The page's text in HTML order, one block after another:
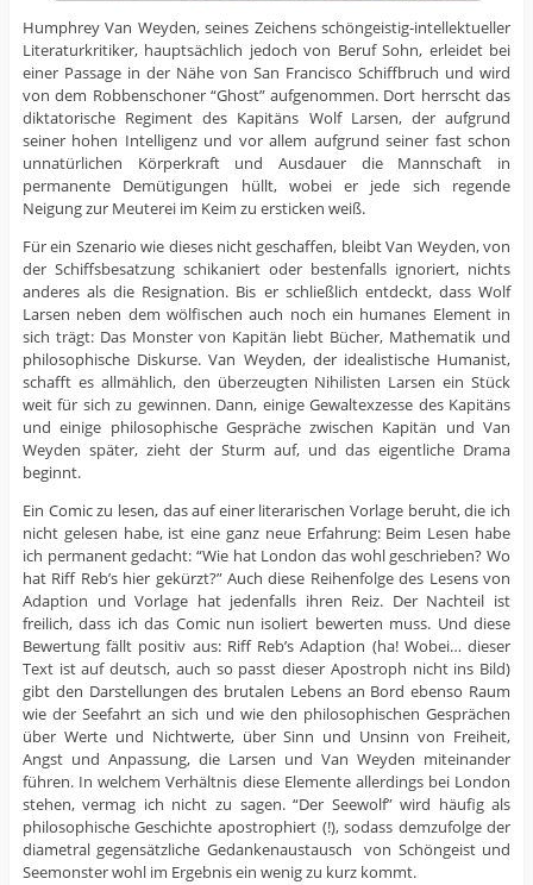
Humphrey Van Weyden, seines Zeichens schöngeistig-intellektueller
Literaturkritiker, hauptsächlich jedoch von Beruf Sohn, erleidet bei
einer Passage in der Nähe von San Francisco Schiffbruch und wird
von dem Robbenschoner “Ghost” aufgenommen. Dort herrscht das
diktatorische Regiment des Kapitäns Wolf Larsen, der aufgrund
seiner hohen Intelligenz und vor allem aufgrund seiner fast schon
unnatürlichen Körperkraft und Ausdauer die Mannschaft in
permanente Demütigungen hüllt, wobei er jede sich regende
Neigung zur Meuterei im Keim zu ersticken weiß.
Für ein Szenario wie dieses nicht geschaffen, bleibt Van Weyden, von
der Schiffsbesatzung schikaniert oder bestenfalls ignoriert, nichts
anderes als die Resignation. Bis er schließlich entdeckt, dass Wolf
Larsen neben dem wölfischen auch noch ein humanes Element in
sich trägt: Das Monster von Kapitän liebt Bücher, Mathematik und
philosophische Diskurse. Van Weyden, der idealistische Humanist,
schafft es allmählich, den überzeugten Nihilisten Larsen ein Stück
weit für sich zu gewinnen. Dann, einige Gewaltexzesse des Kapitäns
und einige philosophische Gespräche zwischen Kapitän und Van
Weyden später, zieht der Sturm auf, und das eigentliche Drama
beginnt.
Ein Comic zu lesen, das auf einer literarischen Vorlage beruht, die ich
nicht gelesen habe, ist eine ganz neue Erfahrung: Beim Lesen habe
ich permanent gedacht: “Wie hat London das wohl geschrieben? Wo
hat Riff Reb’s hier gekürzt?” Auch diese Reihenfolge des Lesens von
Adaption und Vorlage hat jedenfalls ihren Reiz. Der Nachteil ist
freilich, dass ich das Comic nun isoliert bewerten muss. Und diese
Bewertung fällt positiv aus: Riff Reb’s Adaption (ha! Wobei… dieser
Text ist auf deutsch, auch so passt dieser Apostroph nicht ins Bild)
gibt den Darstellungen des brutalen Lebens an Bord ebenso Raum
wie der Seefahrt an sich und wie den philosophischen Gesprächen
über Werte und Nichtwerte, über Sinn und Unsinn von Freiheit,
Angst und Anpassung, die Larsen und Van Weyden miteinander
führen. In welchem Verhältnis diese Elemente allerdings bei London
stehen, vermag ich nicht zu sagen. “Der Seewolf” wird häufig als
philosophische Geschichte apostrophiert (!), sodass demzufolge der
diametral gegensätzliche Gedankenaustausch von Schöngeist und
Seemonster wohl im Ergebnis ein wenig zu kurz kommt.